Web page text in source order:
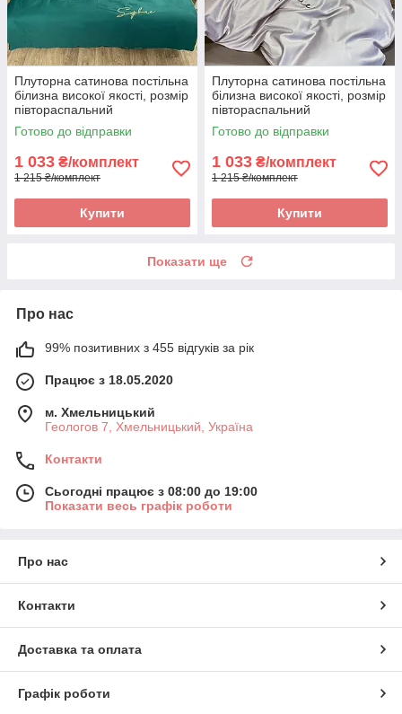
Плуторна сатинова постільна
білизна високої якості, розмір
півтораспальний
Готово до відправки
1 033 ₴/комплект
1 215 ₴/комплект
Купити
Плуторна сатинова постільна
білизна високої якості, розмір
півтораспальний
Готово до відправки
1 033 ₴/комплект
1 215 ₴/комплект
Купити
Показати ще
Про нас
99% позитивних з 455 відгуків за рік
Працює з 18.05.2020
м. Хмельницький
Геологов 7, Хмельницький, Україна
Контакти
Сьогодні працює з 08:00 до 19:00
Показати весь графік роботи
Про нас
Контакти
Доставка та оплата
Графік роботи